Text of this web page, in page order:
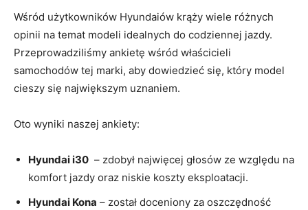
Wśród użytkowników Hyundaiów krąży wiele różnych
opinii na temat modeli idealnych do codziennej jazdy.
Przeprowadziliśmy ankietę wśród właścicieli
samochodów ⁤tej marki, aby dowiedzieć się, który model
cieszy ⁢się największym uznaniem.
Oto wyniki naszej ankiety:
Hyundai i30 ⁢ – zdobył najwięcej głosów ze⁣ względu na​
komfort jazdy oraz niskie koszty eksploatacji.
Hyundai Kona – został doceniony ⁣za oszczędność